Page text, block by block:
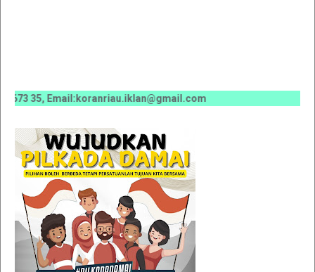
35, Email:koranriau.iklan@gmail.com